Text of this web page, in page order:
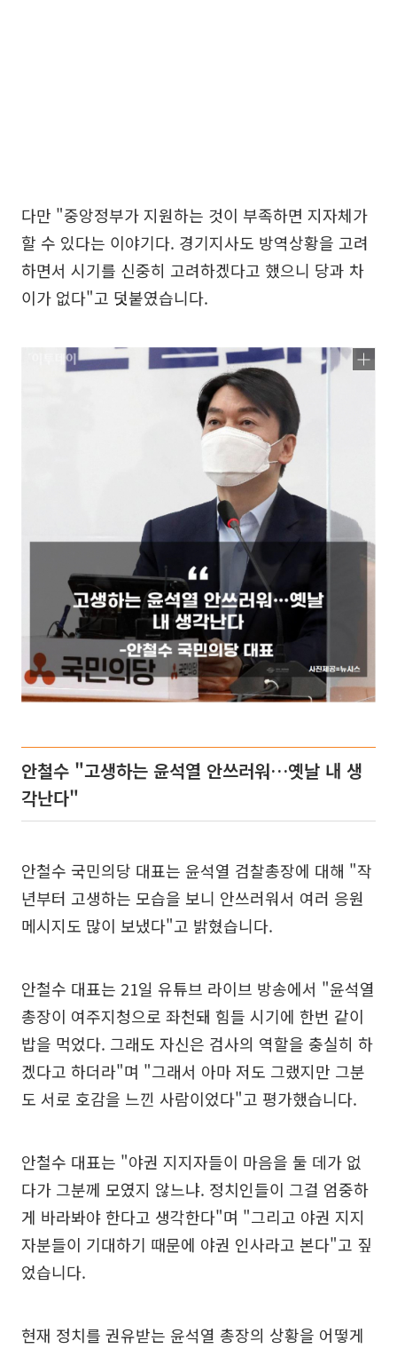
다만 "중앙정부가 지원하는 것이 부족하면 지자체가
할 수 있다는 이야기다. 경기지사도 방역상황을 고려
하면서 시기를 신중히 고려하겠다고 했으니 당과 차
이가 없다"고 덧붙였습니다.
안철수 "고생하는 윤석열 안쓰러워…옛날 내 생
각난다"
안철수 국민의당 대표는 윤석열 검찰총장에 대해 "작
년부터 고생하는 모습을 보니 안쓰러워서 여러 응원
메시지도 많이 보냈다"고 밝혔습니다.
안철수 대표는 21일 유튜브 라이브 방송에서 "윤석열
총장이 여주지청으로 좌천돼 힘들 시기에 한번 같이
밥을 먹었다. 그래도 자신은 검사의 역할을 충실히 하
겠다고 하더라"며 "그래서 아마 저도 그랬지만 그분
도 서로 호감을 느낀 사람이었다"고 평가했습니다.
안철수 대표는 "야권 지지자들이 마음을 둘 데가 없
다가 그분께 모였지 않느냐. 정치인들이 그걸 엄중하
게 바라봐야 한다고 생각한다"며 "그리고 야권 지지
자분들이 기대하기 때문에 야권 인사라고 본다"고 짚
었습니다.
현재 정치를 권유받는 윤석열 총장의 상황을 어떻게